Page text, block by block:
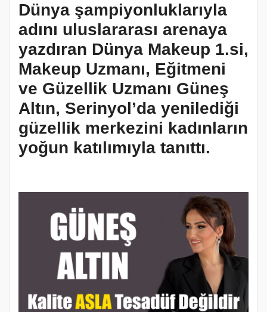
Dünya şampiyonluklarıyla
adını uluslararası arenaya
yazdıran Dünya Makeup 1.si,
Makeup Uzmanı, Eğitmeni
ve Güzellik Uzmanı Güneş
Altın, Serinyol’da yenilediği
güzellik merkezini kadınların
yoğun katılımıyla tanıttı.